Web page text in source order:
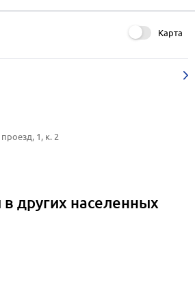
Карта
1, к. 2
других населенных